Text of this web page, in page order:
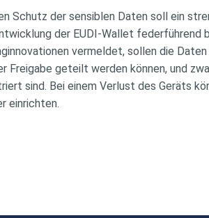
Schutz der sensiblen Daten soll ein
der EUDI-Wallet federführend
vermeldet, sollen die
Freigabe geteilt werden können, und
sind. Bei einem Verlust des Geräts
einrichten.